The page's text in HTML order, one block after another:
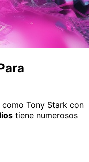
Tony Stark con
tiene numerosos